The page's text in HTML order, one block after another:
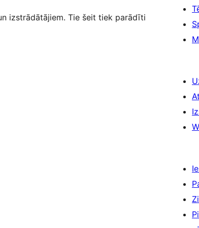
izstrādātājiem. Tie šeit tiek parādīti